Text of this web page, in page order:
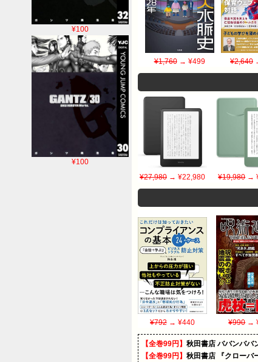
¥100
¥100
¥1,760→ ¥499 ¥2,640
¥27,980 → ¥22,980 ¥19,980→
¥792 → ¥440 ¥990→
【全巻99円】 秋田書店 ババンババ
【全巻99円】 秋田書店 『クローバ